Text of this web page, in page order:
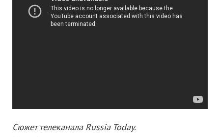
Сюжет телеканала Russia Today.